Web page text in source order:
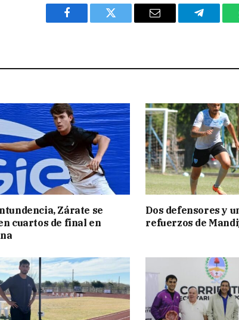
Facebook Twitter Email Telegram
Zárate se
cuartos de final en
Dos defensores y
refuerzos de